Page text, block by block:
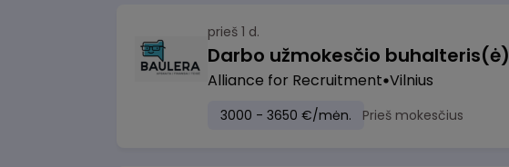
prieš 1 d.
Darbo užmokesčio buhalteris(ė)
Alliance for Recruitment Vilnius
3000 - 3650 €/mėn. Prieš mokesčius